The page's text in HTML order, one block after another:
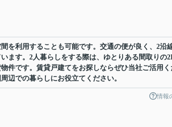
を利用することも可能です。交通の便が良く、2沿
ます。2人暮らしをする際は、ゆとりある間取りの
件です。賃貸戸建てをお探しならぜひ当社ご活用く
辺での暮らしにお役立てください。
情報